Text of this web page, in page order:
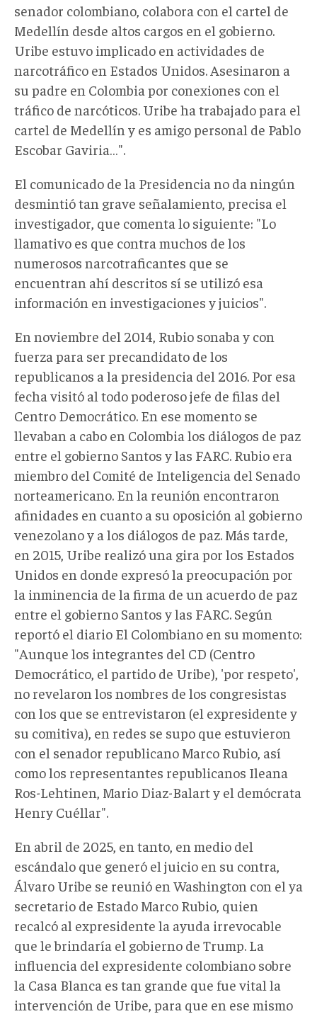
senador colombiano, colabora con el cartel de
Medellín desde altos cargos en el gobierno.
Uribe estuvo implicado en actividades de
narcotráfico en Estados Unidos. Asesinaron a
su padre en Colombia por conexiones con el
tráfico de narcóticos. Uribe ha trabajado para el
cartel de Medellín y es amigo personal de Pablo
Escobar Gaviria…".
El comunicado de la Presidencia no da ningún
desmintió tan grave señalamiento, precisa el
investigador, que comenta lo siguiente: "Lo
llamativo es que contra muchos de los
numerosos narcotraficantes que se
encuentran ahí descritos sí se utilizó esa
información en investigaciones y juicios".
En noviembre del 2014, Rubio sonaba y con
fuerza para ser precandidato de los
republicanos a la presidencia del 2016. Por esa
fecha visitó al todo poderoso jefe de filas del
Centro Democrático. En ese momento se
llevaban a cabo en Colombia los diálogos de paz
entre el gobierno Santos y las FARC. Rubio era
miembro del Comité de Inteligencia del Senado
norteamericano. En la reunión encontraron
afinidades en cuanto a su oposición al gobierno
venezolano y a los diálogos de paz. Más tarde,
en 2015, Uribe realizó una gira por los Estados
Unidos en donde expresó la preocupación por
la inminencia de la firma de un acuerdo de paz
entre el gobierno Santos y las FARC. Según
reportó el diario El Colombiano en su momento:
"Aunque los integrantes del CD (Centro
Democrático, el partido de Uribe), 'por respeto',
no revelaron los nombres de los congresistas
con los que se entrevistaron (el expresidente y
su comitiva), en redes se supo que estuvieron
con el senador republicano Marco Rubio, así
como los representantes republicanos Ileana
Ros-Lehtinen, Mario Diaz-Balart y el demócrata
Henry Cuéllar".
En abril de 2025, en tanto, en medio del
escándalo que generó el juicio en su contra,
Álvaro Uribe se reunió en Washington con el ya
secretario de Estado Marco Rubio, quien
recalcó al expresidente la ayuda irrevocable
que le brindaría el gobierno de Trump. La
influencia del expresidente colombiano sobre
la Casa Blanca es tan grande que fue vital la
intervención de Uribe, para que en ese mismo